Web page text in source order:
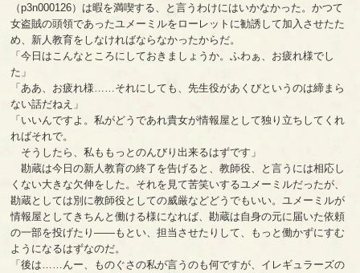
（p3n000126）は暇を満喫する、と言うわけにはいかなかった。かつて
女盗賊の頭領であったユメーミルをローレットに勧誘して加入させたた
め、新人教育をしなければならなかったからだ。
「今日はこんなところにしておきましょうか。ふわぁ、お疲れ様でし
た」
「ああ、お疲れ様……それにしても、先生役があくびというのは締まら
ない話だねえ」
「いいんですよ。私がどうであれ貴女が情報屋として独り立ちしてくれ
ればそれで。
そうしたら、私ももっとのんびり出来るはずです」
勘蔵は今日の新人教育の終了を告げると、教師役、と言うには相応し
くない大きな欠伸をした。それを見て苦笑いするユメーミルだったが、
勘蔵としては別に教師役としての威厳などどうでもいい。ユメーミルが
情報屋としてきちんと働ける様になれば、勘蔵は自身の元に届いた依頼
の一部を投げたり――もとい、担当させたりして、もっと働かずにすむ
ようになるはずなのだ。
「後は……んー、ものぐさの私が言うのも何ですが、イレギュラーズの